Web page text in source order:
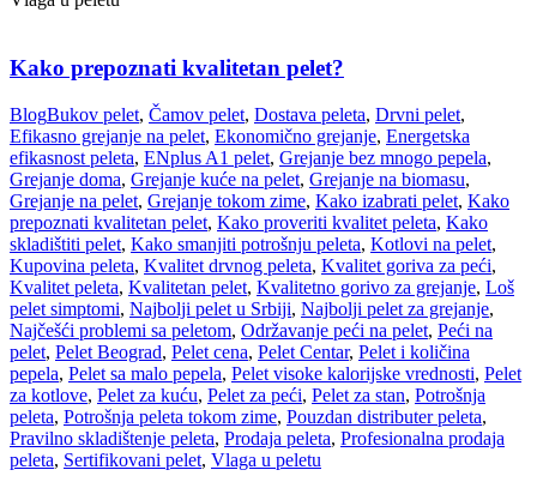
Kako prepoznati kvalitetan pelet?
BlogBukov pelet, Čamov pelet, Dostava peleta, Drvni pelet,
Efikasno grejanje na pelet, Ekonomično grejanje, Energetska
efikasnost peleta, ENplus A1 pelet, Grejanje bez mnogo pepela,
Grejanje doma, Grejanje kuće na pelet, Grejanje na biomasu,
Grejanje na pelet, Grejanje tokom zime, Kako izabrati pelet, Kako
prepoznati kvalitetan pelet, Kako proveriti kvalitet peleta, Kako
skladištiti pelet, Kako smanjiti potrošnju peleta, Kotlovi na pelet,
Kupovina peleta, Kvalitet drvnog peleta, Kvalitet goriva za peći,
Kvalitet peleta, Kvalitetan pelet, Kvalitetno gorivo za grejanje, Loš
pelet simptomi, Najbolji pelet u Srbiji, Najbolji pelet za grejanje,
Najčešći problemi sa peletom, Održavanje peći na pelet, Peći na
pelet, Pelet Beograd, Pelet cena, Pelet Centar, Pelet i količina
pepela, Pelet sa malo pepela, Pelet visoke kalorijske vrednosti, Pelet
za kotlove, Pelet za kuću, Pelet za peći, Pelet za stan, Potrošnja
peleta, Potrošnja peleta tokom zime, Pouzdan distributer peleta,
Pravilno skladištenje peleta, Prodaja peleta, Profesionalna prodaja
peleta, Sertifikovani pelet, Vlaga u peletu